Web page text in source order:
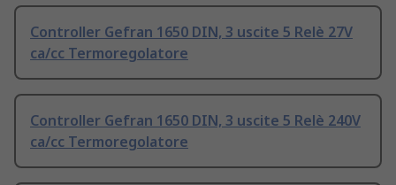
Controller Gefran 1650 DIN, 3 uscite 5 Relè 27V
ca/cc Termoregolatore
Controller Gefran 1650 DIN, 3 uscite 5 Relè 240V
ca/cc Termoregolatore